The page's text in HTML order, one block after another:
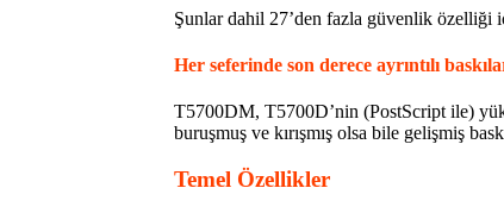
Şunlar dahil 27’den fazla güvenlik
Her seferinde son derece ayrıntılı
T5700DM, T5700D’nin (PostScript ile)
buruşmuş ve kırışmış olsa bile gelişmiş
Temel Özellikler